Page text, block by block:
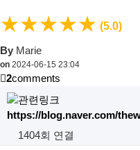
★★★★★ (5.0)
By Marie
on 2024-06-15 23:04
2comments
https://blog.naver.com/
1404회 연결